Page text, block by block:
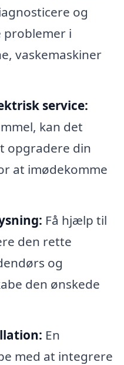
og
problemer i
vaskemaskiner
service:
kan det
opgradere din
at imødekomme
Få hjælp til
den rette
og
den ønskede
En
med at integrere